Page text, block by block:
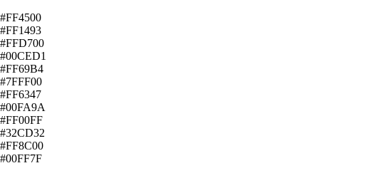
#FF4500
#FF1493
#FFD700
#00CED1
#FF69B4
#7FFF00
#FF6347
#00FA9A
#FF00FF
#32CD32
#FF8C00
#00FF7F